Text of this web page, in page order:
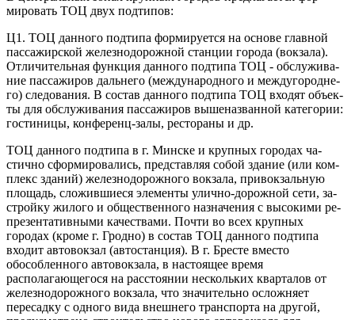
мировать ТОЦ двух подтипов:
Ц1. ТОЦ данного подтипа формируется на основе главной
пассажирской железнодорожной станции города (вокзала).
Отличительная функция данного подтипа ТОЦ - обслужива­
ние пассажиров дальнего (международного и междугородне­
го) следования. В состав данного подтипа ТОЦ входят объек­
ты для обслуживания пассажиров вышеназванной категории:
гостиницы, конференц-залы, рестораны и др.
ТОЦ данного подтипа в г. Минске и крупных городах ча­
стично сформировались, представляя собой здание (или ком­
плекс зданий) железнодорожного вокзала, привокзальную
площадь, сложившиеся элементы улично-дорожной сети, за­
стройку жилого и общественного назначения с высокими ре­
презентативными качествами. Почти во всех крупных
городах (кроме г. Гродно) в состав ТОЦ данного подтипа
входит авто­вокзал (автостанция). В г. Бресте вместо
обособленного авто­вокзала, в настоящее время
располагающегося на расстоянии нескольких кварталов от
железнодорожного вокзала, что зна­чительно осложняет
пересадку с одного вида внешнего транс­порта на другой,